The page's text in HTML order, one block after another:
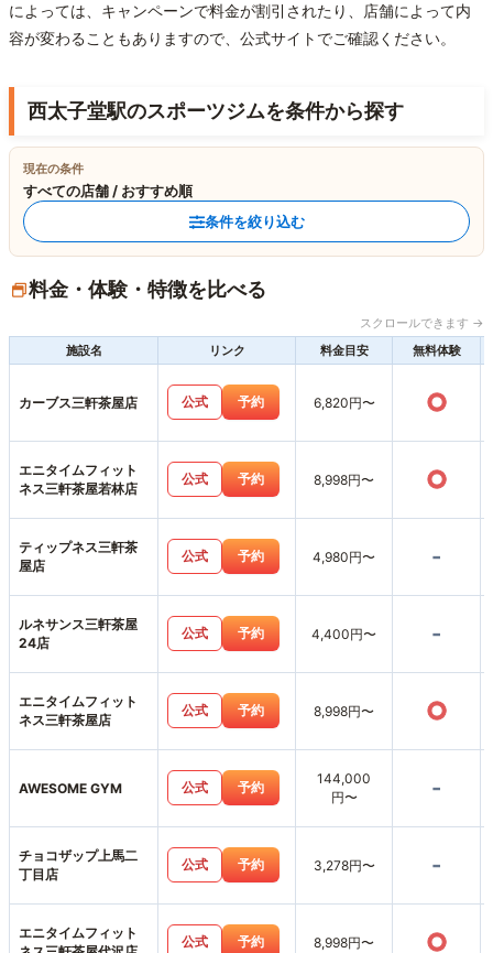
によっては、キャンペーンで料金が割引されたり、店舗によって内
容が変わることもありますので、公式サイトでご確認ください。
西太子堂駅のスポーツジムを条件から探す
現在の条件
すべての店舗 / おすすめ順
条件を絞り込む
料金・体験・特徴を比べる
スクロールできます →
施設名
リンク 料金目安 無料体験
カーブス三軒茶屋店 公式 予約 6,820円〜 ○
エニタイムフィット
ネス三軒茶屋若林店
公式 予約 8,998円〜 ○
ティップネス三軒茶
屋店
公式 予約 4,980円〜 -
ルネサンス三軒茶屋
24店
公式 予約 4,400円〜 -
エニタイムフィット
ネス三軒茶屋店
公式 予約 8,998円〜 ○
AWESOME GYM 公式 予約
144,000
円〜
-
チョコザップ上馬二
丁目店
公式 予約 3,278円〜 -
エニタイムフィット
公式 予約 8,998円〜 ○